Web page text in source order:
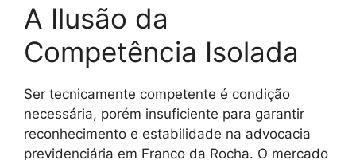
A Ilusão da
Competência Isolada
Ser tecnicamente competente é condição
necessária, porém insuficiente para garantir
reconhecimento e estabilidade na advocacia
previdenciária em Franco da Rocha. O mercado